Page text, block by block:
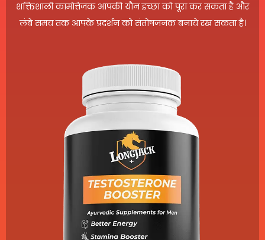
शक्तिशाली कामोत्तेजक आपकी यौन इच्छा को पूरा कर सकता है और
लंबे समय तक आपके प्रदर्शन को संतोषजनक बनाये रख सकता है।